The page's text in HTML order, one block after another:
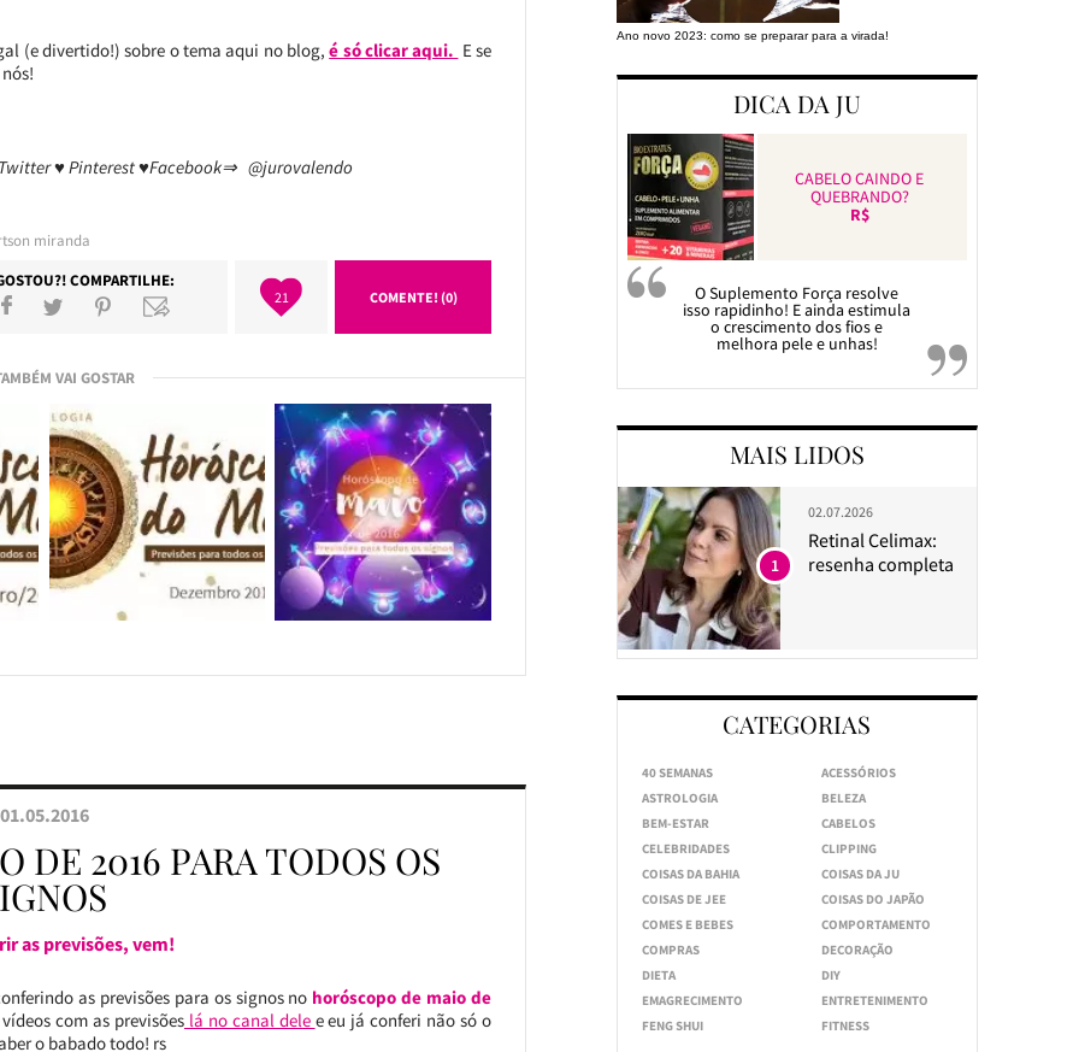
(e divertido!) sobre o tema aqui no blog,é só clicar aqui. E se
♥ Pinterest ♥Facebook⇒ @jurovalendo
miranda
COMPARTILHE:
21 COMENTE! (0)
VAI GOSTAR
01.05.2016
DE 2016 PARA TODOS OS
as previsões, vem!
as previsões para os signos no horóscopo de maio de
com as previsõeslá no canal dele e eu já conferi não só o
o babado todo! rs
Ano novo 2023: como se preparar para a virada!
DICA DA JU
CABELO CAINDO E
QUEBRANDO?
R$
O Suplemento Força resolve
isso rapidinho! E ainda estimula
o crescimento dos fios e
melhora pele e unhas!
MAIS LIDOS
02.07.2026
Retinal Celimax:
resenha completa
1
CATEGORIAS
40 SEMANAS
ACESSÓRIOS
ASTROLOGIA
BELEZA
BEM-ESTAR
CABELOS
CELEBRIDADES
CLIPPING
COISAS DA BAHIA
COISAS DA JU
COISAS DE JEE
COISAS DO JAPÃO
COMES E BEBES
COMPORTAMENTO
COMPRAS
DECORAÇÃO
DIETA
DIY
EMAGRECIMENTO
ENTRETENIMENTO
FENG SHUI
FITNESS